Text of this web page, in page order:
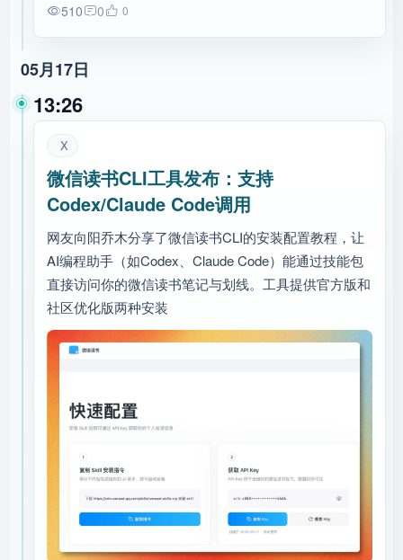
510 0 0
05月17日
13:26
X
微信读书CLI工具发布：支持
Codex/Claude Code调用
网友向阳乔木分享了微信读书CLI的安装配置教程，让
AI编程助手（如Codex、Claude Code）能通过技能包
直接访问你的微信读书笔记与划线。工具提供官方版和
社区优化版两种安装